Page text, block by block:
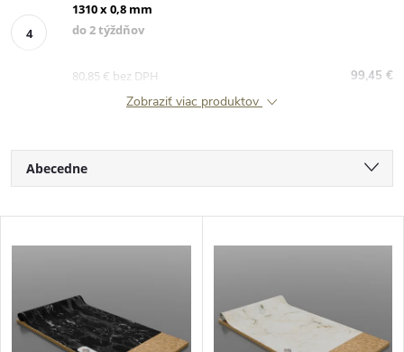
1310 x 0,8 mm
do 2 týždňov
99,45 €
80,85 € bez DPH
Zobraziť viac produktov
R
a
d
e
Abecedne
V
p